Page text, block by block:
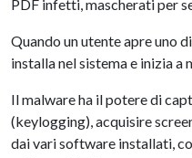
PDF infetti, mascherati per
Quando un utente apre uno
installa nel sistema e inizia
Il malware ha il potere di
(keylogging), acquisire
dai vari software installati,